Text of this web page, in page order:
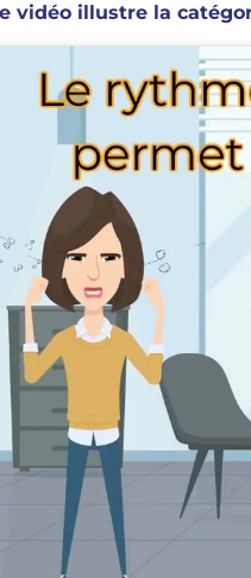
vidéo illustre la